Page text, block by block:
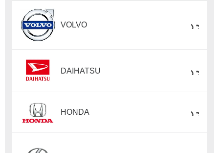
VOLVO
DAIHATSU
HONDA